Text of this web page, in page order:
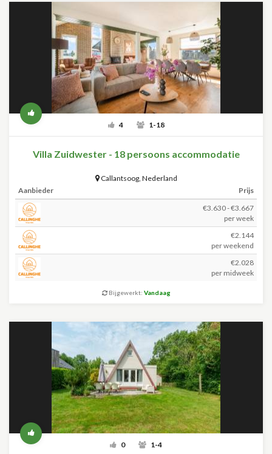
4 1-18
Villa Zuidwester - 18 persoons accommodatie
Callantsoog, Nederland
Aanbieder
Prijs
€3.630 - €3.667
per week
€2.144
per weekend
€2.028
per midweek
Bijgewerkt: Vandaag
0 1-4